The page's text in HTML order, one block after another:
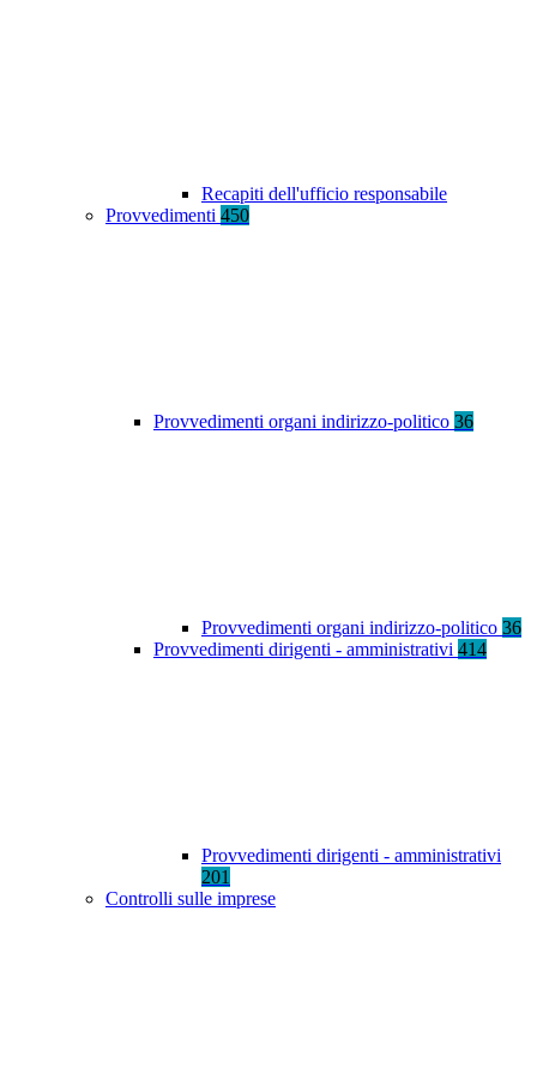
Recapiti dell'ufficio responsabile
Provvedimenti 450
Provvedimenti organi indirizzo-politico 36
Provvedimenti organi indirizzo-politico 36
Provvedimenti dirigenti - amministrativi 414
Provvedimenti dirigenti - amministrativi
201
Controlli sulle imprese